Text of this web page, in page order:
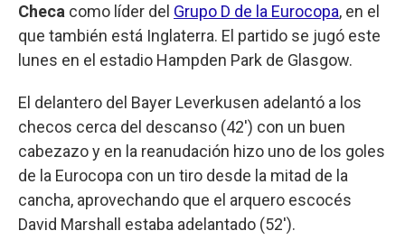
Checa como líder del Grupo D de la Eurocopa, en el
que también está Inglaterra. El partido se jugó este
lunes en el estadio Hampden Park de Glasgow.
El delantero del Bayer Leverkusen adelantó a los
checos cerca del descanso (42') con un buen
cabezazo y en la reanudación hizo uno de los goles
de la Eurocopa con un tiro desde la mitad de la
cancha, aprovechando que el arquero escocés
David Marshall estaba adelantado (52').